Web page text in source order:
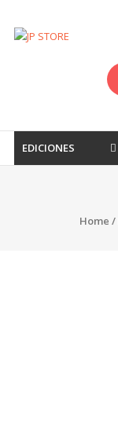
contenido
EDICIONES
Home /